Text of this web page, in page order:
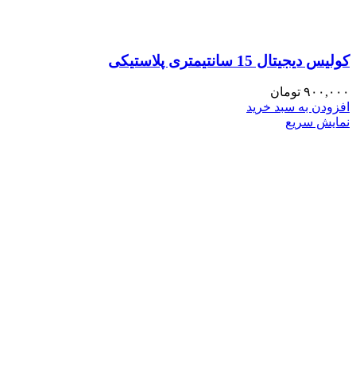
کولیس دیجیتال 15 سانتیمتری پلاستیکی
۹۰۰,۰۰۰ تومان
افزودن به سبد خرید
نمایش سریع